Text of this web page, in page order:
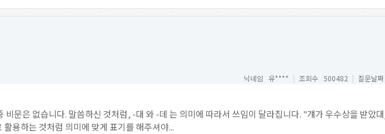
닉네임 유**** | 조회수 500482 | 질문날
비문은 없습니다. 말씀하신 것처럼, -대 와 -데 는 의미에 따라서 쓰임이 달라집니다. "걔가 우수상을 받았
활용하는 것처럼 의미에 맞게 표기를 해주셔야...